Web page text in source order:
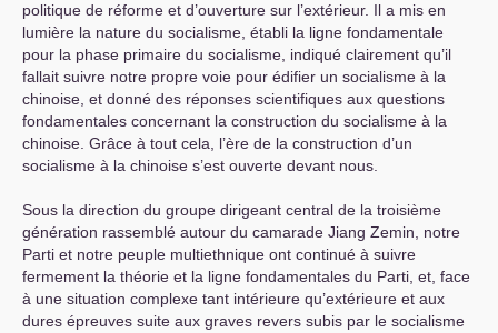
politique de réforme et d’ouverture sur l’extérieur. Il a mis en
lumière la nature du socialisme, établi la ligne fondamentale
pour la phase primaire du socialisme, indiqué clairement qu’il
fallait suivre notre propre voie pour édifier un socialisme à la
chinoise, et donné des réponses scientifiques aux questions
fondamentales concernant la construction du socialisme à la
chinoise. Grâce à tout cela, l’ère de la construction d’un
socialisme à la chinoise s’est ouverte devant nous.
Sous la direction du groupe dirigeant central de la troisième
génération rassemblé autour du camarade Jiang Zemin, notre
Parti et notre peuple multiethnique ont continué à suivre
fermement la théorie et la ligne fondamentales du Parti, et, face
à une situation complexe tant intérieure qu’extérieure et aux
dures épreuves suite aux graves revers subis par le socialisme